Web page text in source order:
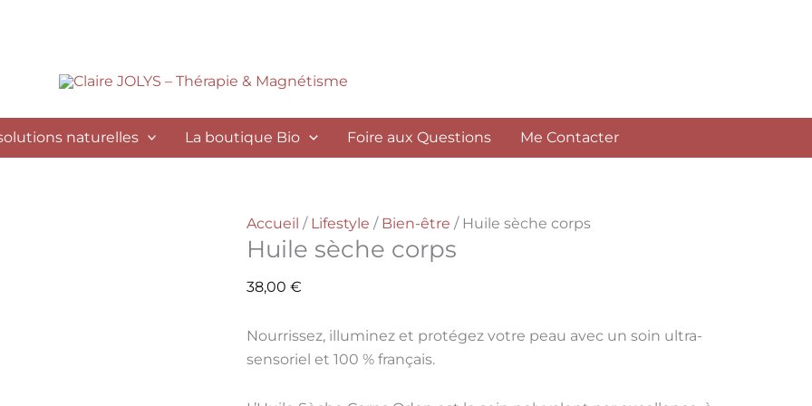
naturelles La boutique Bio Foire aux Questions Me Contacter
Accueil / Lifestyle / Bien-être / Huile sèche corps
Huile sèche corps
38,00 €
Nourrissez, illuminez et protégez votre peau avec un soin ultra-
sensoriel et 100 % français.
sèche